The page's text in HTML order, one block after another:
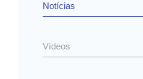
Notícias
Vídeos